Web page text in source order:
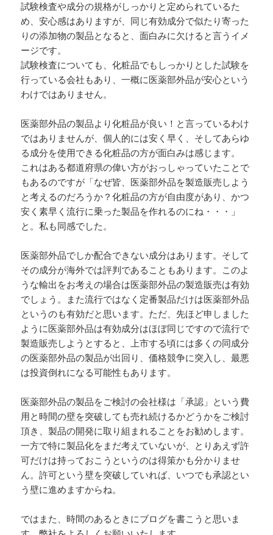
試験検査や成分の規格がしっかりと定められているた
め、安心感はありますが、同じ有効成分で似たり寄った
りの添加物の製品となると、面白みに欠けると言うイメ
ージです。
試験検査についても、化粧品でもしっかりとした試験を
行っている会社もあり、一概に医薬部外品が安心という
わけではありません。
医薬部外品の製品より化粧品が良い！と言っているわけ
ではありませんが、個人的には安く早く、そしてあらゆ
る成分を使用できる化粧品の方が面白みは感じます。
これはある都道府県の偉い方がおっしゃっていたことで
もあるのですが「なぜ皆、医薬部外品を製造販売しよう
と考えるのだろうか？化粧品の方が自由度があり、かつ
安く素早く流行に乗った製品を作れるのにね・・・」
と。私も同感でした。
医薬部外品でしか配合できない成分はあります。そして
その成分が海外では評判であることもあります。このよ
うな輸出をお考えの場合は医薬部外品の製造販売は有効
でしょう。また流行ではなく定番製品だけは医薬部外品
というのも有効だと思います。ただ、先ほど申しました
ように医薬部外品は有効成分はほぼ同じですので流行で
製造販売しようとすると、上市する頃には多くの同成分
の医薬部外品の製品が出回り、価格競争に突入し、最悪
は投資倒れになる可能性もあります。
医薬部外品の製品をご検討の会社様は「承認」という費
用と時間の壁を突破しても売れ続けるかどうかをご検討
頂き、製品の開発に取り組まれることをお勧めします。
一方で特に製品化をまだ考えていないが、とりあえず許
可だけは持っておこうというのは得策かも分かりませ
ん。許可という壁を突破していれば、いつでも承認とい
う壁に進めますからね。
ではまた、時間のあるときにブログを書こうと思いま